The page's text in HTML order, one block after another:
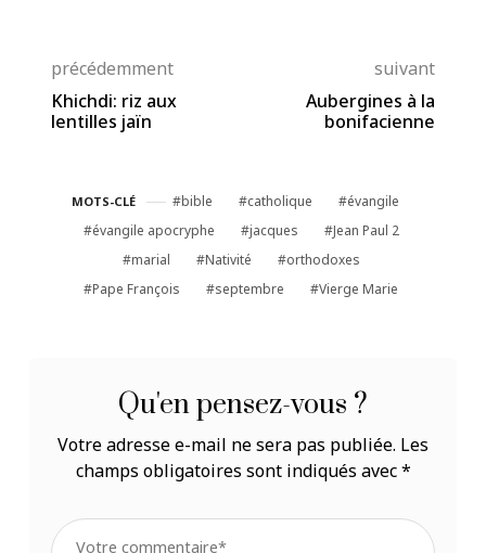
précédemment
Khichdi: riz aux
lentilles jaïn
suivant
Aubergines à la
bonifacienne
MOTS-CLÉ bible catholique
évangile
évangile apocryphe
jacques
Jean Paul 2
marial
Nativité
orthodoxes
Pape François
septembre Vierge Marie
Qu'en pensez-vous ?
Votre adresse e-mail ne sera pas publiée. Les
champs obligatoires sont indiqués avec*